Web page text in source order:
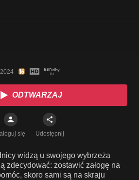
ODTWARZAJ
się Udostępnij
widzą u swojego wybrzeża
zdecydować: zostawić załogę na
skoro sami są na skraju